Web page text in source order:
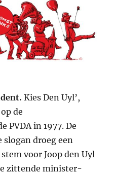
Kies Den Uyl’,
de
PVDA in 1977. De
droeg een
voor Joop den Uyl
zittende minister-